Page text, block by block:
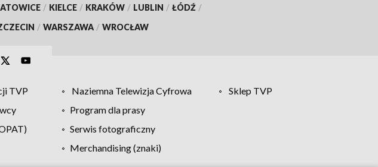
/ KIELCE / KRAKÓW / LUBLIN / ŁÓDŹ /
/ WARSZAWA / WROCŁAW
TVP Naziemna Telewizja Cyfrowa
Sklep TVP
Program dla prasy
Serwis fotograficzny
Merchandising (znaki)